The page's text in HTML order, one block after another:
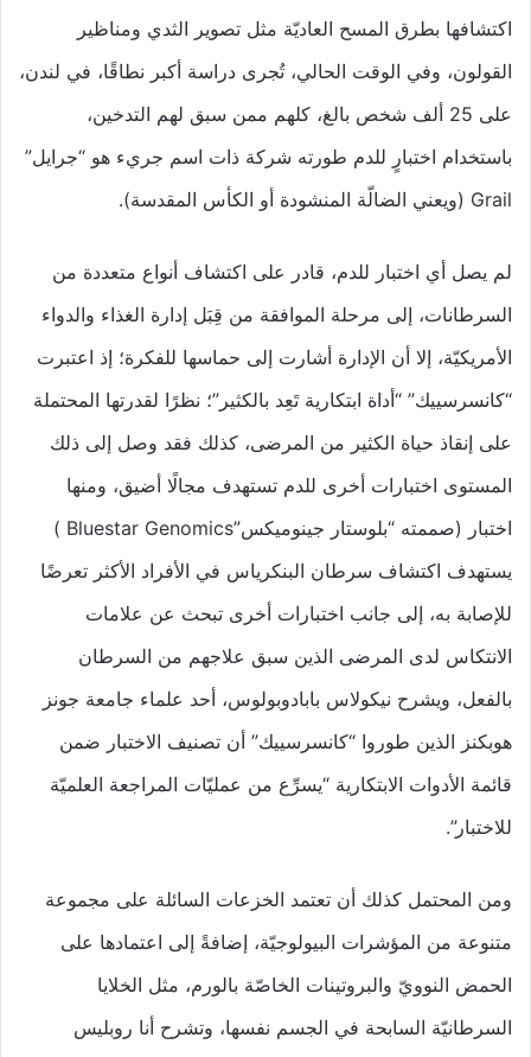
اكتشافها بطرق المسح العاديّة مثل تصوير الثدي ومناظير
القولون، وفي الوقت الحالي، تُجرى دراسة أكبر نطاقًا، في لندن،
على 25 ألف شخص بالغ، كلهم ممن سبق لهم التدخين،
باستخدام اختبارٍ للدم طورته شركة ذات اسم جريء هو “جرايل”
Grail (ويعني الضالّة المنشودة أو الكأس المقدسة).
لم يصل أي اختبار للدم، قادر على اكتشاف أنواع متعددة من
السرطانات، إلى مرحلة الموافقة من قِبَل إدارة الغذاء والدواء
الأمريكيّة، إلا أن الإدارة أشارت إلى حماسها للفكرة؛ إذ اعتبرت
“كانسرسييك” “أداة ابتكارية تَعِد بالكثير”؛ نظرًا لقدرتها المحتملة
على إنقاذ حياة الكثير من المرضى، كذلك فقد وصل إلى ذلك
المستوى اختبارات أخرى للدم تستهدف مجالًا أضيق، ومنها
اختبار (صممته “بلوستار جينوميكس”Bluestar Genomics )
يستهدف اكتشاف سرطان البنكرياس في الأفراد الأكثر تعرضًا
للإصابة به، إلى جانب اختبارات أخرى تبحث عن علامات
الانتكاس لدى المرضى الذين سبق علاجهم من السرطان
بالفعل، ويشرح نيكولاس بابادوبولوس، أحد علماء جامعة جونز
هوبكنز الذين طوروا “كانسرسييك” أن تصنيف الاختبار ضمن
قائمة الأدوات الابتكارية “يسرِّع من عمليّات المراجعة العلميّة
للاختبار”.
ومن المحتمل كذلك أن تعتمد الخزعات السائلة على مجموعة
متنوعة من المؤشرات البيولوجيّة، إضافةً إلى اعتمادها على
الحمض النوويّ والبروتينات الخاصّة بالورم، مثل الخلايا
السرطانيّة السابحة في الجسم نفسها، وتشرح أنا روبليس